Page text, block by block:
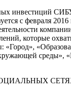
инвестиций
с февраля 2016
которые
«Город»,
среды»,